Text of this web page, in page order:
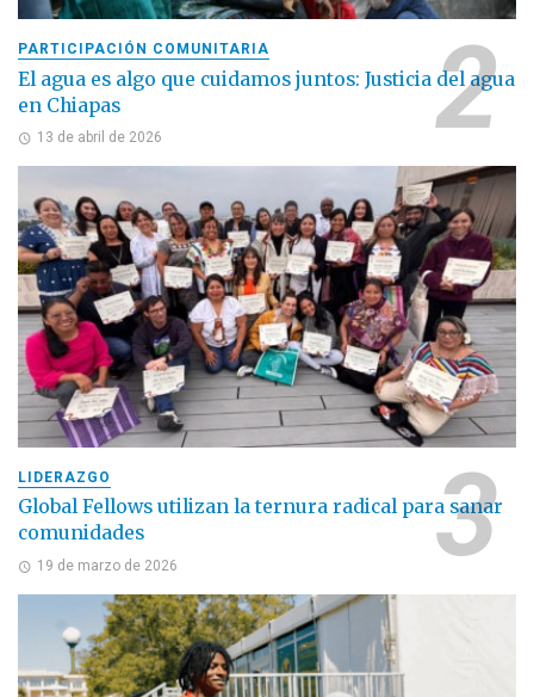
PARTICIPACIÓN COMUNITARIA
El agua es algo que cuidamos juntos: Justicia del agua
en Chiapas
13 de abril de 2026
LIDERAZGO
Global Fellows utilizan la ternura radical para sanar
comunidades
19 de marzo de 2026